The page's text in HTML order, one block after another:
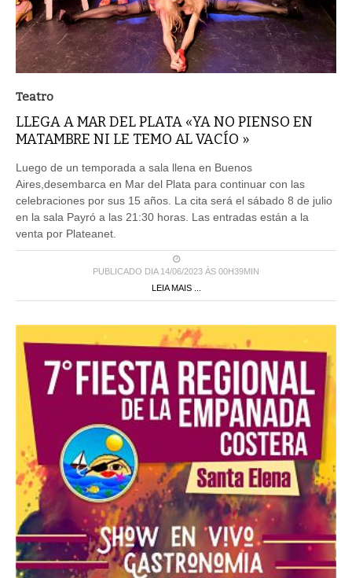
Teatro
LLEGA A MAR DEL PLATA «YA NO PIENSO EN
MATAMBRE NI LE TEMO AL VACÍO »
Luego de un temporada a sala llena en Buenos
Aires,desembarca en Mar del Plata para continuar con las
celebraciones por sus 15 años. La cita será el sábado 8 de julio
en la sala Payró a las 21:30 horas. Las entradas están a la
venta por Plateanet.
PUBLICADO DIA 14/06/2023 ÀS 00H39MIN
LEIA MAIS ...